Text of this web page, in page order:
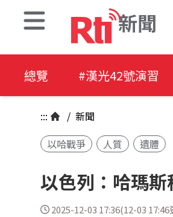
新聞
總覽 #漢光42號演習
::: / 新聞
以哈戰爭
人質 遺體
以色列：哈瑪
2025-12-03 17:36(12-03 17:46